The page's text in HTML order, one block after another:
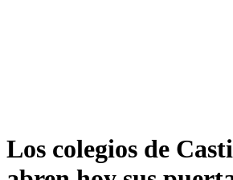
Los colegios de